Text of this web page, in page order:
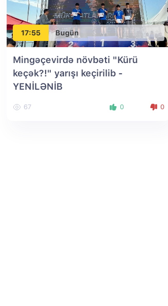
17:55 Bugün
Mingəçevirdə növbəti "Kürü
keçək?!" yarışı keçirilib -
YENİLƏNİB
67 0 0